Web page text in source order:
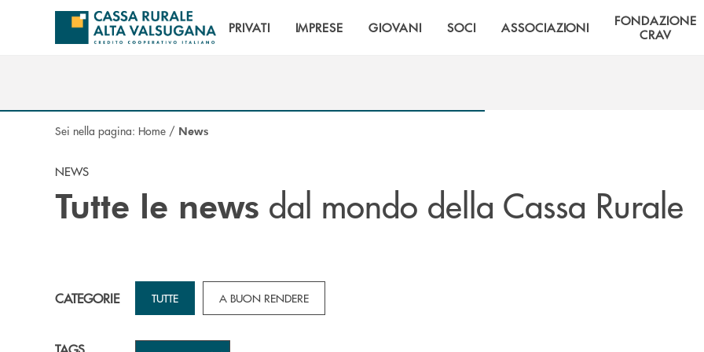
Salta al contenuto principale
PRIVATI IMPRESE GIOVANI SOCI ASSOCIAZIONI
FONDAZIONE
CRAV
Sei nella pagina: Home / News
NEWS
Tutte le news dal mondo della Cassa Rurale
CATEGORIE TUTTE A BUON RENDERE